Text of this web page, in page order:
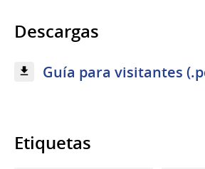
Descargas
Guía para visitantes
Etiquetas